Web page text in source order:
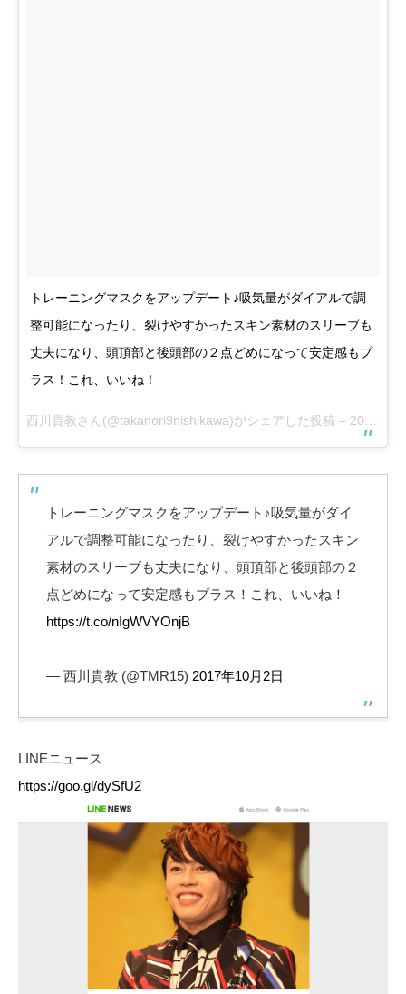
トレーニングマスクをアップデート♪吸気量がダイアルで調
整可能になったり、裂けやすかったスキン素材のスリーブも
丈夫になり、頭頂部と後頭部の２点どめになって安定感もプ
ラス！これ、いいね！
西川貴教さん(@takanori9nishikawa)がシェアした投稿 – 2017 10月 2 6:02午前 PDT
トレーニングマスクをアップデート♪吸気量がダイ
アルで調整可能になったり、裂けやすかったスキン
素材のスリーブも丈夫になり、頭頂部と後頭部の２
点どめになって安定感もプラス！これ、いいね！
https://t.co/nIgWVYOnjB
— 西川貴教 (@TMR15) 2017年10月2日
LINEニュース
https://goo.gl/dySfU2